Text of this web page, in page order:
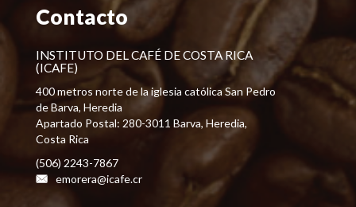
Contacto
INSTITUTO DEL CAFÉ DE COSTA RICA
(ICAFE)
400 metros norte de la iglesia católica San Pedro
de Barva, Heredia
Apartado Postal: 280-3011 Barva, Heredia,
Costa Rica
(506) 2243-7867
emorera@icafe.cr